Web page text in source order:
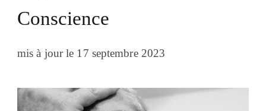
Conscience
mis à jour le 17 septembre 2023